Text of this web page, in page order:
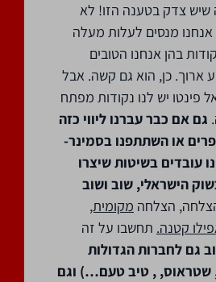
שיש צדק בטענה הזו! לא
מנסים לעלות מעלה
בהן אנחנו הטובים
ארוך. כן, הוא גם קשה. אבל
פינטו יש לנו נקודות מפתח
גם אם כבר עברנו ליווי כזה
או השתתפנו בסמינר-
עובדים בשיטות שיצרו
הישראלי, שוב ושוב
הצלחה מקומית,
קטנה. תחשבו על זה
גם לחברות הגדולות
, טיב טעם…) וגם